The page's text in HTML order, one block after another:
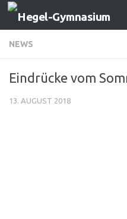
Zum Inhalt springen
NEWS
Eindrücke vom
13. AUGUST 2018